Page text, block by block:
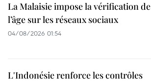
La Malaisie impose la vérification de
l’âge sur les réseaux sociaux
04/08/2026 01:54
L'Indonésie renforce les contrôles